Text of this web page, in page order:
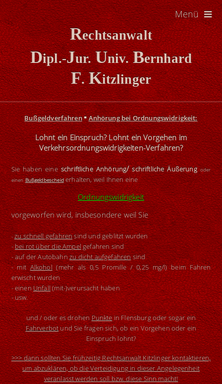
Rechtsanwalt
Dipl.-Jur.Univ.Bernhard
F.Kitzlinger
Menü
Bußgeldverfahren▪Anhörung bei Ordnungswidrigkeit:
Lohnt ein Einspruch? Lohnt ein Vorgehen im
Verkehrsordnungswidrigkeiten-Verfahren?
Sie haben eineschriftliche Anhörung/schriftliche Äußerung oder
einen Bußgeldbescheid erhalten, weil Ihnen eine
Ordnungswidrigkeit
vorgeworfen wird, insbesondere weil Sie
-zu schnell gefahrensind und geblitzt wurden
-bei rot über die Ampelgefahren sind
- auf der Autobahnzu dicht aufgefahrensind
- mitAlkohol(mehr als 0,5 Promille / 0,25 mg/l) beim Fahren
erwischt wurden
- einenUnfall(mit-)verursacht haben
- usw.
und / oder es drohenPunktein Flensburg oder sogar ein
Fahrverbotund Sie fragen sich, ob ein Vorgehen oder ein
Einspruch lohnt?
>>>dann sollten SiefrühzeitigRechtsanwalt Kitzlinger kontaktieren,
um abzuklären, ob die Verteidigung in dieser Angelegenheit
veranlasst werden soll bzw. diese Sinn macht!